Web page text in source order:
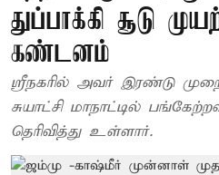
துப்பாக்கி சூடு
கண்டனம்
ஸ்ரீநகரில் அவர் இரண்டு
சுயாட்சி மாநாட்டில்
தெரிவித்து உள்ளார்.